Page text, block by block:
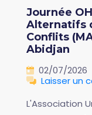
Journée
Alternatifs
Conflits
Abidjan
02/07/2026
Laisser un
​L'Association